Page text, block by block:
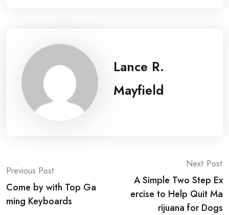
Lance R.
Mayfield
Post
navigation
Previous Post
Come by with Top Ga
ming Keyboards
Next Post
A Simple Two Step Ex
ercise to Help Quit Ma
rijuana for Dogs